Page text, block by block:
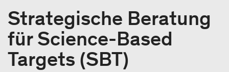
Strategische Beratung
für Science-Based
Targets (SBT)